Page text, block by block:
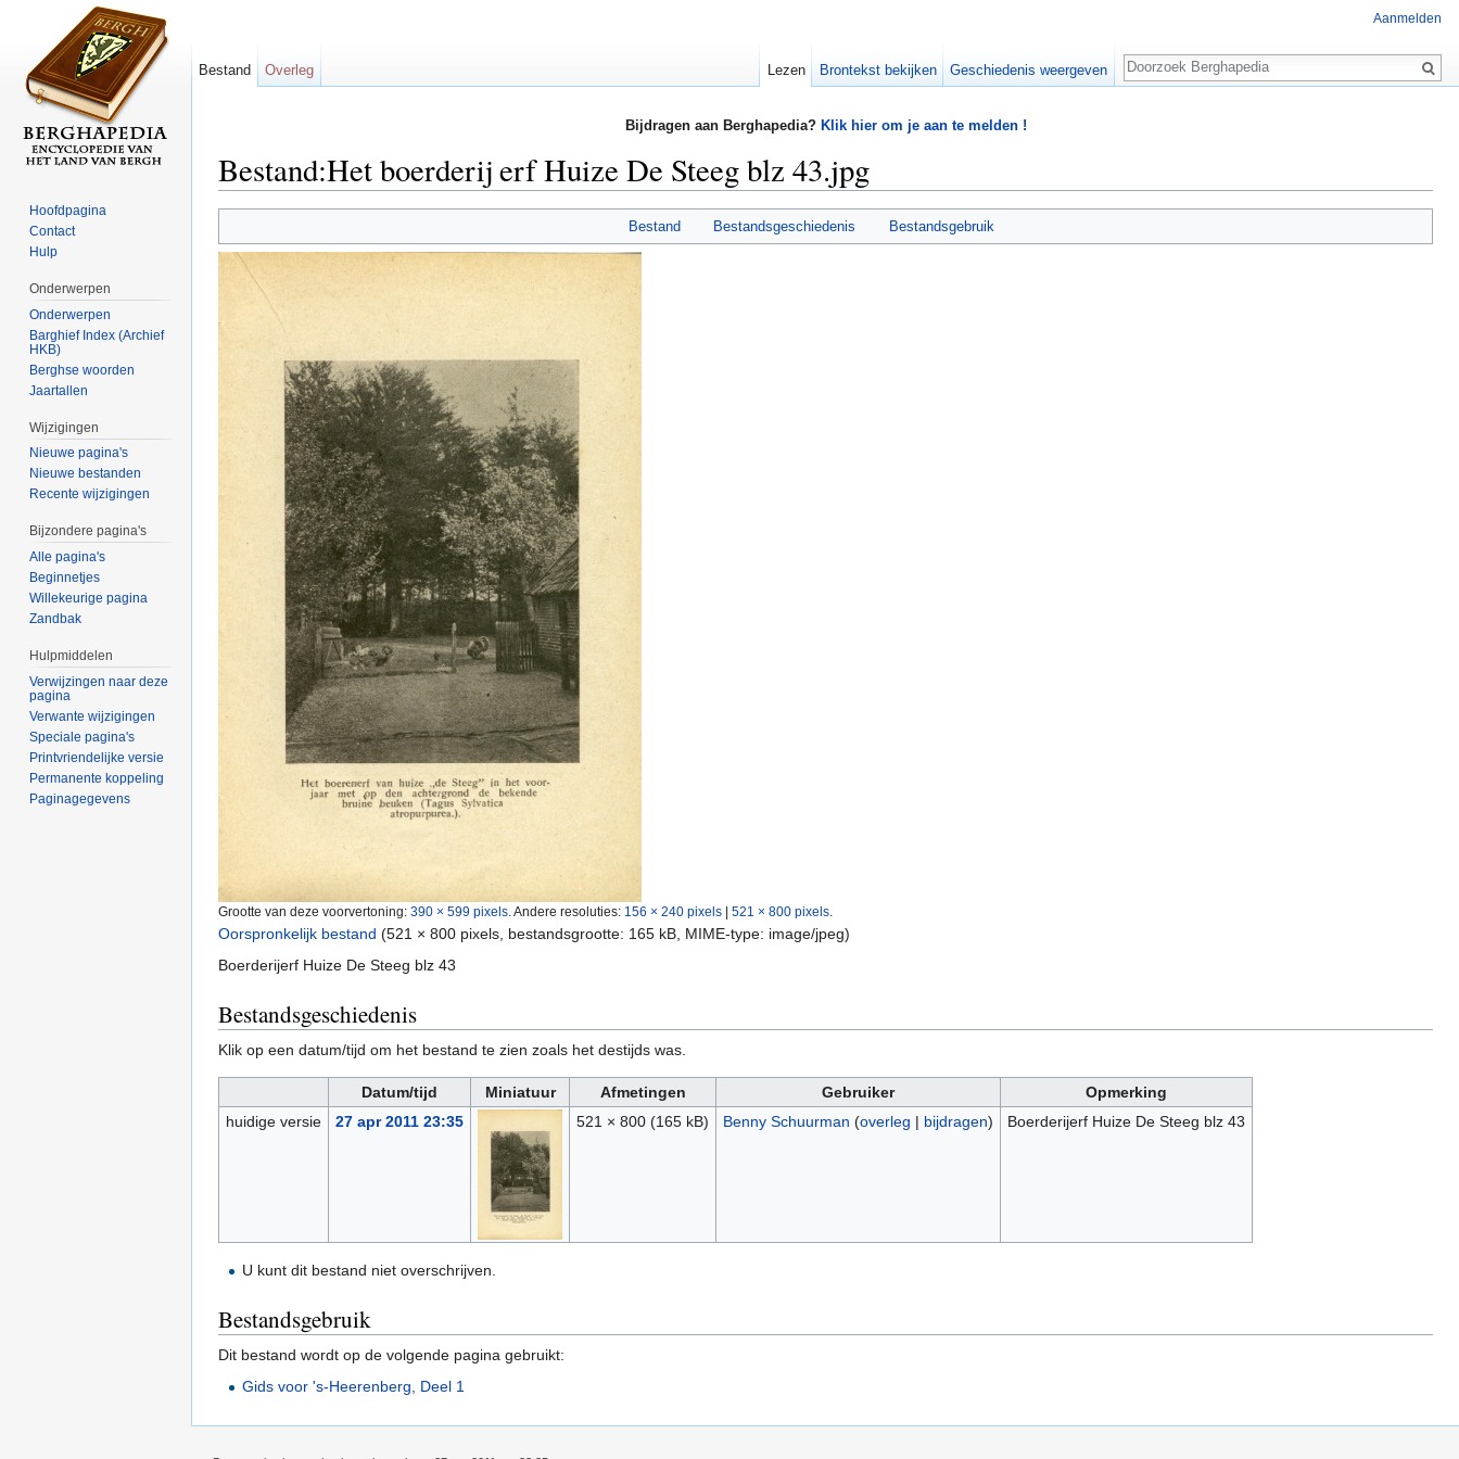
Bijdragen aan Berghapedia? Klik hier om je aan te melden !
Bestand:Het boerderij erf Huize De Steeg blz 43.jpg
Bestand Bestandsgeschiedenis Bestandsgebruik
Grootte van deze voorvertoning: 390 × 599 pixels Andere resoluties: 156 × 240 pixels | 521 × 800 pixels
Oorspronkelijk bestand (521 × 800 pixels, bestandsgrootte: 165 kB, MIME-type: image/jpeg)
Boerderijerf Huize De Steeg blz 43
Bestandsgeschiedenis
Klik op een datum/tijd om het bestand te zien zoals het destijds was.
Datum/tijd Miniatuur Afmetingen Gebruiker
Opmerking
huidige versie
27 apr 2011 23:35 521 × 800 (165 kB) Benny Schuurman (overleg | bijdragen) Boerderijerf Huize De Steeg blz 43
U kunt dit bestand niet overschrijven.
Bestandsgebruik
Dit bestand wordt op de volgende pagina gebruikt:
Gids voor 's-Heerenberg, Deel 1
Aanmelden
Bestand Overleg Lezen Brontekst bekijken Geschiedenis weergeven
Zoeken
Hoofdpagina
Contact
Hulp
Onderwerpen
Onderwerpen
Barghief Index (Archief
HKB)
Berghse woorden
Jaartallen
Wijzigingen
Nieuwe pagina's
Nieuwe bestanden
Recente wijzigingen
Bijzondere pagina's
Alle pagina's
Beginnetjes
Willekeurige pagina
Zandbak
Hulpmiddelen
Verwijzingen naar deze
pagina
Verwante wijzigingen
Speciale pagina's
Printvriendelijke versie
Permanente koppeling
Paginagegevens